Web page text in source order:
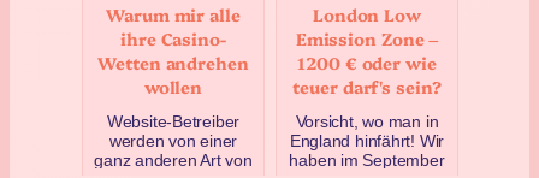
Warum mir alle
ihre Casino-
Wetten andrehen
wollen
Website-Betreiber
werden von einer
ganz anderen Art von
London Low
Emission Zone –
1200 € oder wie
teuer darf's sein?
Vorsicht, wo man in
England hinfährt! Wir
haben im September